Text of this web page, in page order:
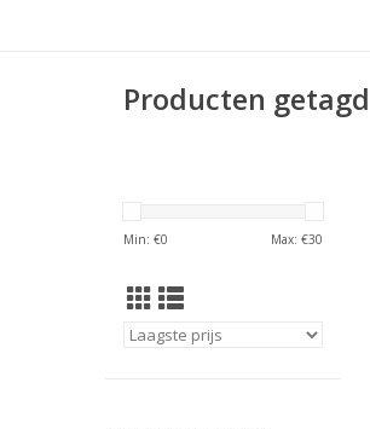
Producten
Min: €0 Max: €30